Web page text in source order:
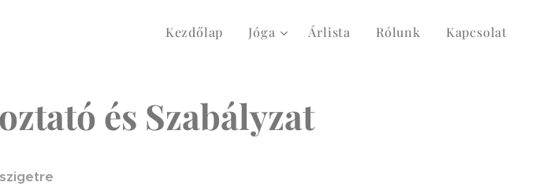
Kezdőlap Jóga Árlista Rólunk Kapcsolat
és Szabályzat